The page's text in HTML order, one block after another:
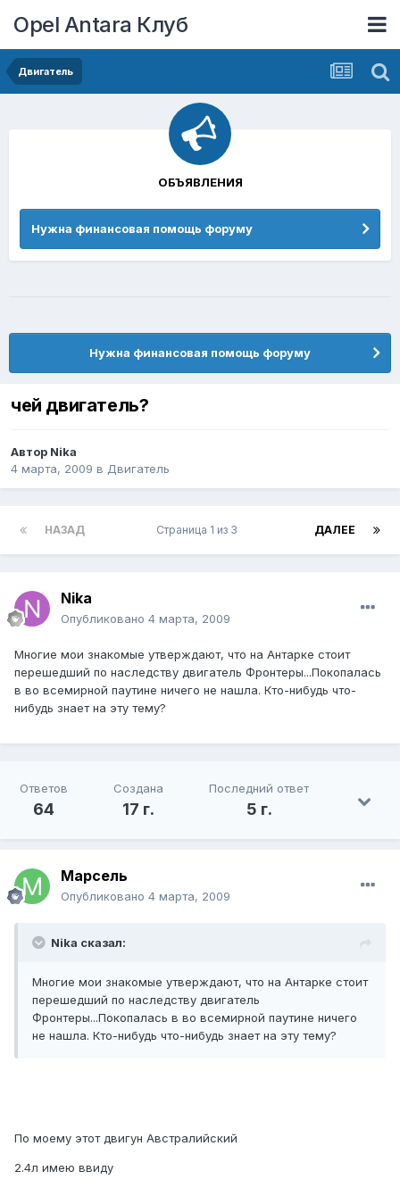
Opel Antara Клуб
Двигатель
Нужна финансовая помощь форуму
чей двигатель?
Автор Nika
4 марта, 2009 в Двигатель
НАЗАД ДАЛЕЕ
Страница 1 из 3
Nika
Опубликовано 4 марта, 2009
Многие мои знакомые утверждают, что на Антарке стоит
перешедший по наследству двигатель Фронтеры...Покопалась
в во всемирной паутине ничего не нашла. Кто-нибудь что-
нибудь знает на эту тему?
Ответов
64
Создана
17 г.
Последний ответ
5 г.
Марсель
Опубликовано 4 марта, 2009
Nika сказал:
Многие мои знакомые утверждают, что на Антарке стоит
перешедший по наследству двигатель
Фронтеры...Покопалась в во всемирной паутине ничего
не нашла. Кто-нибудь что-нибудь знает на эту тему?
По моему этот двигун Австралийский
2.4л имею ввиду
ОБЪЯВЛЕНИЯ
Нужна финансовая помощь форуму